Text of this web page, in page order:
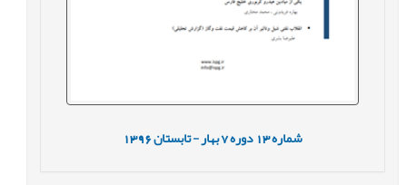
شماره13 دوره7 بهار - تابستان1396